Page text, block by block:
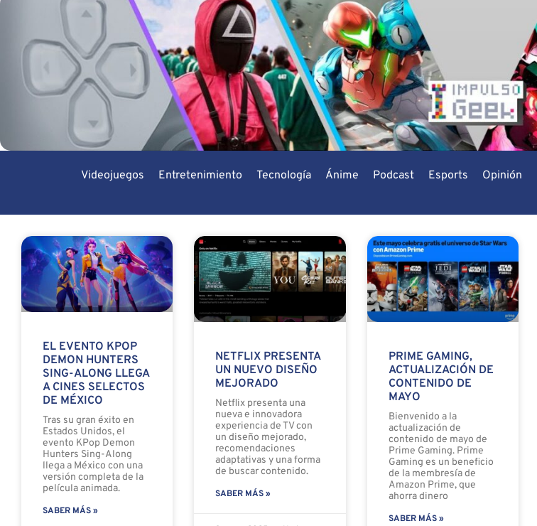
Videojuegos Entretenimiento Tecnología Ánime Podcast Esports Opinión
EL EVENTO KPOP
DEMON HUNTERS
SING-ALONG LLEGA
A CINES SELECTOS
DE MÉXICO
Tras su gran éxito en
Estados Unidos, el
evento KPop Demon
Hunters Sing-Along
llega a México con una
versión completa de la
película animada.
SABER MÁS »
NETFLIX PRESENTA
UN NUEVO DISEÑO
MEJORADO
Netflix presenta una
nueva e innovadora
experiencia de TV con
un diseño mejorado,
recomendaciones
adaptativas y una forma
de buscar contenido.
SABER MÁS »
PRIME GAMING,
ACTUALIZACIÓN DE
CONTENIDO DE
MAYO
Bienvenido a la
actualización de
contenido de mayo de
Prime Gaming. Prime
Gaming es un beneficio
de la membresía de
Amazon Prime, que
ahorra dinero
SABER MÁS »